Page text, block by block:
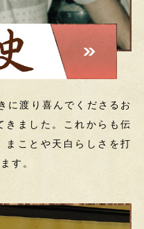
に渡り喜んでくださるお
きました。これからも伝
まことや天白らしさを打
す。